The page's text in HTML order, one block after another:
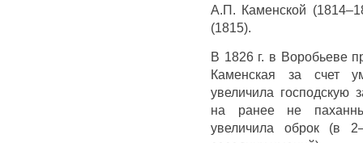
А.П. Каменской
(1815).
В 1826 г. в Воробьеве
Каменская за счет
увеличила господскую
на ранее не
увеличила оброк (в